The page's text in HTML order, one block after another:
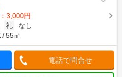
3,000円
礼
なし
55㎡
電話で問合せ